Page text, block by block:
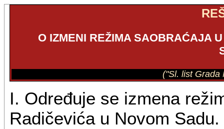
O IZMENI REŽIMA SAOBRAĆAJA
("Sl. list Grada
I. Određuje se izmena
Radičevića u Novom Sadu.